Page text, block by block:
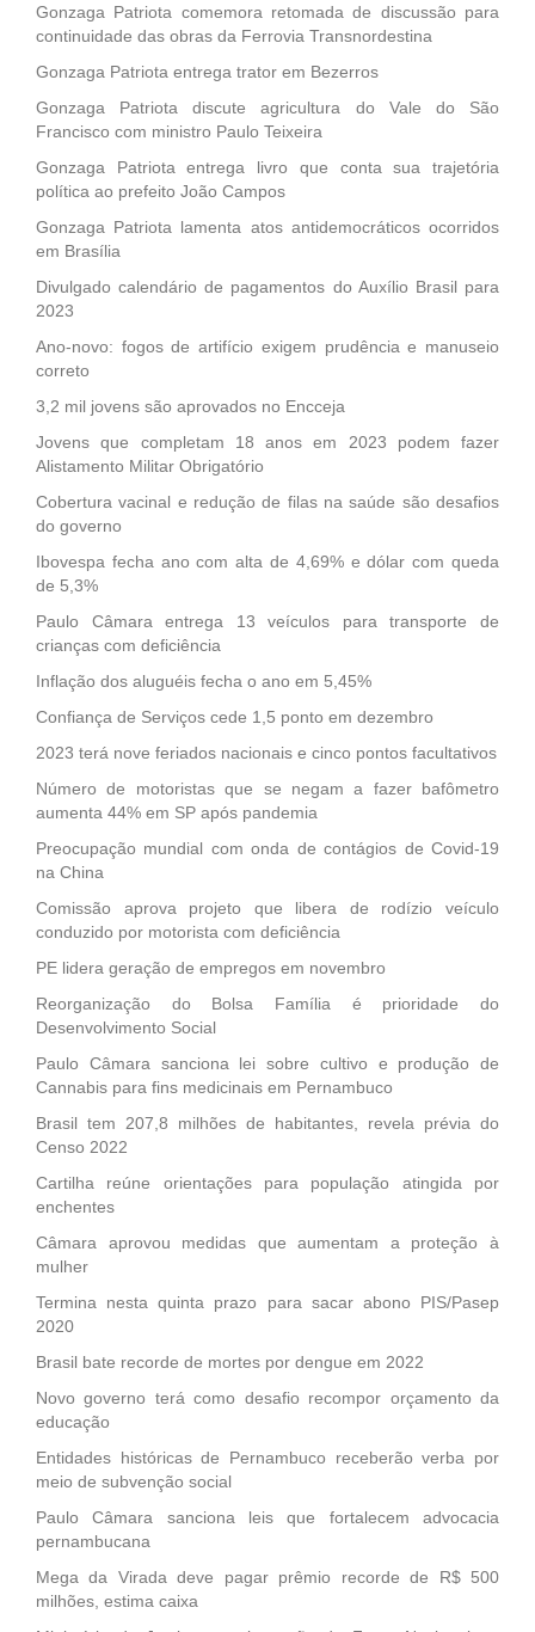
Gonzaga Patriota comemora retomada de discussão para
continuidade das obras da Ferrovia Transnordestina
Gonzaga Patriota entrega trator em Bezerros
Gonzaga Patriota discute agricultura do Vale do São
Francisco com ministro Paulo Teixeira
Gonzaga Patriota entrega livro que conta sua trajetória
política ao prefeito João Campos
Gonzaga Patriota lamenta atos antidemocráticos ocorridos
em Brasília
Divulgado calendário de pagamentos do Auxílio Brasil para
2023
Ano-novo: fogos de artifício exigem prudência e manuseio
correto
3,2 mil jovens são aprovados no Encceja
Jovens que completam 18 anos em 2023 podem fazer
Alistamento Militar Obrigatório
Cobertura vacinal e redução de filas na saúde são desafios
do governo
Ibovespa fecha ano com alta de 4,69% e dólar com queda
de 5,3%
Paulo Câmara entrega 13 veículos para transporte de
crianças com deficiência
Inflação dos aluguéis fecha o ano em 5,45%
Confiança de Serviços cede 1,5 ponto em dezembro
2023 terá nove feriados nacionais e cinco pontos facultativos
Número de motoristas que se negam a fazer bafômetro
aumenta 44% em SP após pandemia
Preocupação mundial com onda de contágios de Covid-19
na China
Comissão aprova projeto que libera de rodízio veículo
conduzido por motorista com deficiência
PE lidera geração de empregos em novembro
Reorganização do Bolsa Família é prioridade do
Desenvolvimento Social
Paulo Câmara sanciona lei sobre cultivo e produção de
Cannabis para fins medicinais em Pernambuco
Brasil tem 207,8 milhões de habitantes, revela prévia do
Censo 2022
Cartilha reúne orientações para população atingida por
enchentes
Câmara aprovou medidas que aumentam a proteção à
mulher
Termina nesta quinta prazo para sacar abono PIS/Pasep
2020
Brasil bate recorde de mortes por dengue em 2022
Novo governo terá como desafio recompor orçamento da
educação
Entidades históricas de Pernambuco receberão verba por
meio de subvenção social
Paulo Câmara sanciona leis que fortalecem advocacia
pernambucana
Mega da Virada deve pagar prêmio recorde de R$ 500
milhões, estima caixa